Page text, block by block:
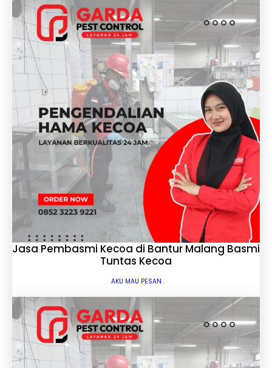
Jasa Pembasmi Kecoa di Bantur Malang Basmi
Tuntas Kecoa
AKU MAU PESAN